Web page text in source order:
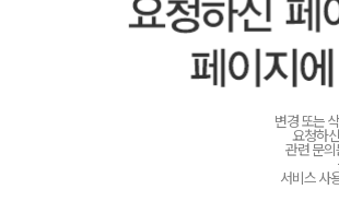
변경 또는
요청하
관련 문
서비스 사